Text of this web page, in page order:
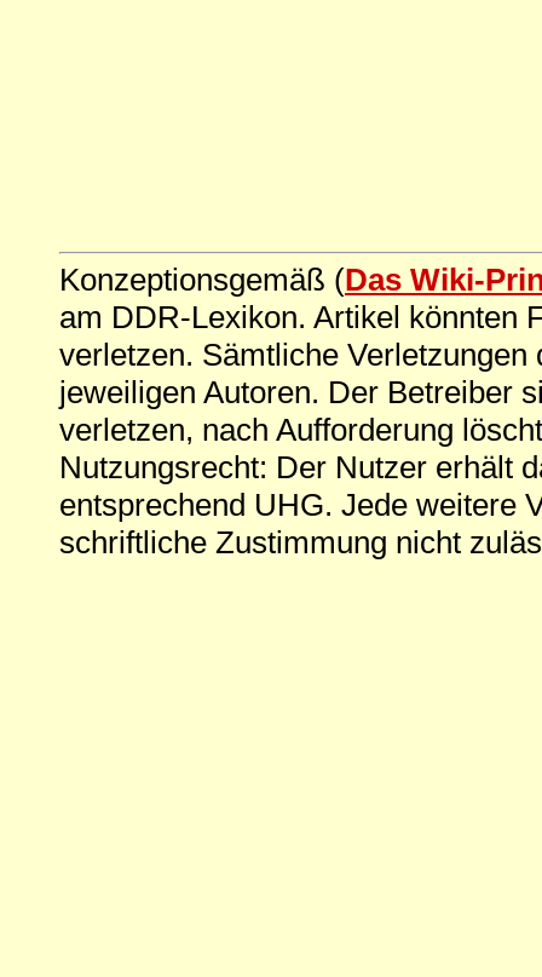
Konzeptionsgemäß (Das Wiki-
am DDR-Lexikon. Artikel könnten
verletzen. Sämtliche
jeweiligen Autoren. Der Betreiber
verletzen, nach Aufforderung
Nutzungsrecht: Der Nutzer erhält
entsprechend UHG. Jede weitere
schriftliche Zustimmung nicht